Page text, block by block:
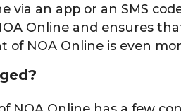
via an app or an SMS
Online and ensures
of NOA Online is even